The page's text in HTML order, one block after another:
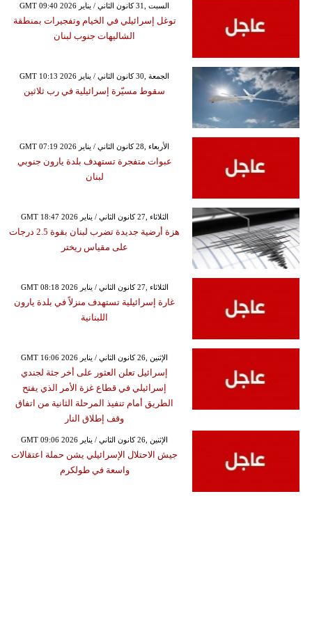
GMT 09:40 2026 السبت ,31 كانون الثاني / يناير
توغل إسرائيلي في الخيام وتفجيرات بمنطقة
الشاليهات جنوب لبنان
GMT 10:13 2026 الجمعة ,30 كانون الثاني / يناير
سقوط مسيّرة إسرائيلية في رب ثلاثين
GMT 07:19 2026 الأربعاء ,28 كانون الثاني / يناير
عبوات متفجرة تستهدف بلدة يارون جنوبي
لبنان
GMT 18:47 2026 الثلاثاء ,27 كانون الثاني / يناير
هزة أرضية جديدة تضرب لبنان بقوة 2.5 درجات
على مقياس ريختر
GMT 08:18 2026 الثلاثاء ,27 كانون الثاني / يناير
غارة إسرائيلية تستهدف منزلاً في بلدة يارون
اللبنانية
GMT 16:06 2026 الإثنين ,26 كانون الثاني / يناير
إسرائيل تعلن العثور على أخر جثة لجندي
إسرائيلي في قطاع غزة الأمر الذي يفتح
الطريق أمام تنفيذ المرحلة الثانية من اتفاق
وقف إطلاق النار
GMT 09:06 2026 الإثنين ,26 كانون الثاني / يناير
جيش الاحتلال الإسرائيلي يشن حملة اعتقالات
واسعة في طولكرم